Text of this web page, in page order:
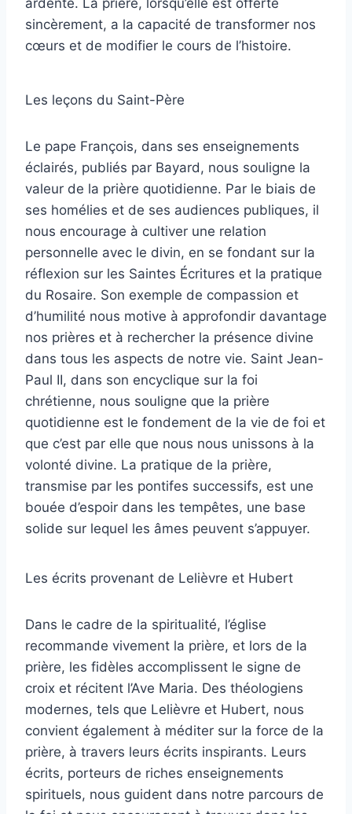
ardente. La prière, lorsqu’elle est offerte
sincèrement, a la capacité de transformer nos
cœurs et de modifier le cours de l’histoire.
Les leçons du Saint-Père
Le pape François, dans ses enseignements
éclairés, publiés par Bayard, nous souligne la
valeur de la prière quotidienne. Par le biais de
ses homélies et de ses audiences publiques, il
nous encourage à cultiver une relation
personnelle avec le divin, en se fondant sur la
réflexion sur les Saintes Écritures et la pratique
du Rosaire. Son exemple de compassion et
d’humilité nous motive à approfondir davantage
nos prières et à rechercher la présence divine
dans tous les aspects de notre vie. Saint Jean-
Paul II, dans son encyclique sur la foi
chrétienne, nous souligne que la prière
quotidienne est le fondement de la vie de foi et
que c’est par elle que nous nous unissons à la
volonté divine. La pratique de la prière,
transmise par les pontifes successifs, est une
bouée d’espoir dans les tempêtes, une base
solide sur lequel les âmes peuvent s’appuyer.
Les écrits provenant de Lelièvre et Hubert
Dans le cadre de la spiritualité, l’église
recommande vivement la prière, et lors de la
prière, les fidèles accomplissent le signe de
croix et récitent l’Ave Maria. Des théologiens
modernes, tels que Lelièvre et Hubert, nous
convient également à méditer sur la force de la
prière, à travers leurs écrits inspirants. Leurs
écrits, porteurs de riches enseignements
spirituels, nous guident dans notre parcours de